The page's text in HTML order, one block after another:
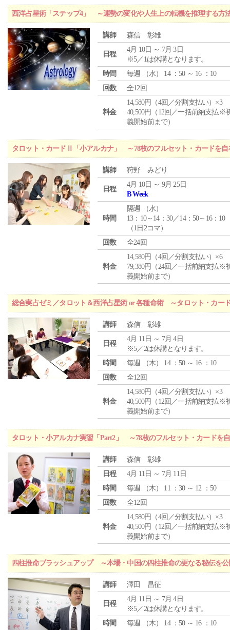
西洋占星術「ステップ4」 ～運勢の変化や人生上の転機を推理する方
講師 森信 彰雄
日程
4月 10日 ～ 7月 3日
※5／1は休講となります。
時間
毎週 （水） 14 ：50 ～ 16 ：10
回数
全12回
料金
14,580円（4回／分割支払い）×3
40,500円（12回／一括前納支払※
義開始前まで）
タロット・カードⅡ「小アルカナ」 ～78枚のフルセット・カードを自
講師 狩野 みどり
日程
4月 10日 ～ 9月 25日
B Week
時間
隔週 （水）
13：10～14：30／14：50～16：10
（1日2コマ）
回数
全24回
料金
14,580円（4回／分割支払い）×6
79,380円（24回／一括前納支払※
義開始前まで）
総合実占ゼミ／タロット＆西洋占星術 or 各種命術 ～タロット・カー
講師 森信 彰雄
日程
4月 11日 ～ 7月 4日
※5／2は休講となります。
時間
毎週 （木） 14 ：50 ～ 16 ：10
回数
全12回
料金
14,580円（4回／分割支払い）×3
40,500円（12回／一括前納支払※
義開始前まで）
タロット・小アルカナ実習「Part2」 ～78枚のフルセット・カードを
講師
森信 彰雄
日程
4月 11日 ～ 7月 11日
時間
毎週 （木） 11 ：30 ～ 12 ：50
回数
全12回
料金
14,580円（4回／分割支払い）×3
40,500円（12回／一括前納支払※
義開始前まで）
四柱推命ブラッシュアップ ～本場・中国の四柱推命の更なる秘伝を
講師 澤田 昌征
日程
4月 11日 ～ 7月 4日
※5／2は休講となります。
時間
毎週 （木） 14 ：50 ～ 16 ：10